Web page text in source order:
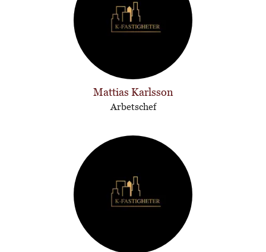
Mattias Karlsson
Arbetschef